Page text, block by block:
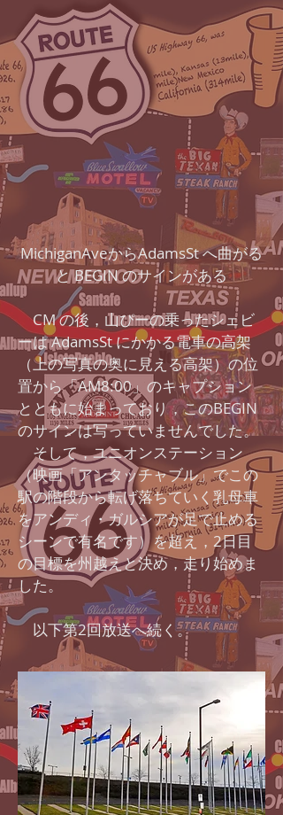
MichiganAveからAdamsSt へ曲がる
と BEGIN のサインがある
CM の後，山ぴーの乗ったシェビ
ーは AdamsSt にかかる電車の高架
（上の写真の奥に見える高架）の位
置から「AM8:00」のキャプション
とともに始まっており，このBEGIN
のサインは写っていませんでした。
そして，ユニオンステーション
（映画「アンタッチャブル」でこの
駅の階段から転げ落ちていく乳母車
をアンディ・ガルシアが足で止める
シーンで有名です）を超え，2日目
の目標を州越えと決め，走り始めま
した。
以下第2回放送へ続く。